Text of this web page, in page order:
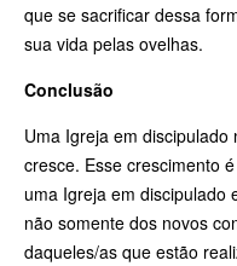
que se sacrificar dessa
sua vida pelas ovelhas.
Conclusão
Uma Igreja em
cresce. Esse crescimento
uma Igreja em discipulado
não somente dos novos
daqueles/as que estão